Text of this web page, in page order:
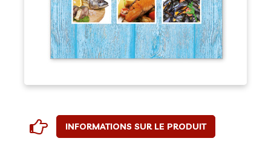
INFORMATIONS SUR LE PRODUIT